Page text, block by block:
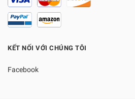
KẾT NỐI VỚI CHÚNG TÔI
Facebook